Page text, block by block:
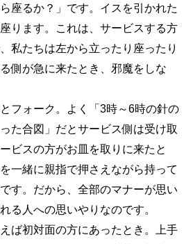
座るか？」です。イスを引かれた
ります。これは、サービスする方
私たちは左から立ったり座ったり
側が急に来たとき、邪魔をしな
フォーク。よく「3時～6時の針の
た合図」だとサービス側は受け取
ビスの方がお皿を取りに来たと
一緒に親指で押さえながら持って
す。だから、全部のマナーが思い
る人への思いやりなのです。
ば初対面の方にあったとき。上手